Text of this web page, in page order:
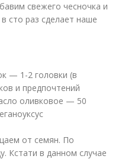
свежего чесночка и
сто раз сделает наше
— 1-2 головки (в
и предпочтений
оливковое — 50
от семян. По
Кстати в данном случае